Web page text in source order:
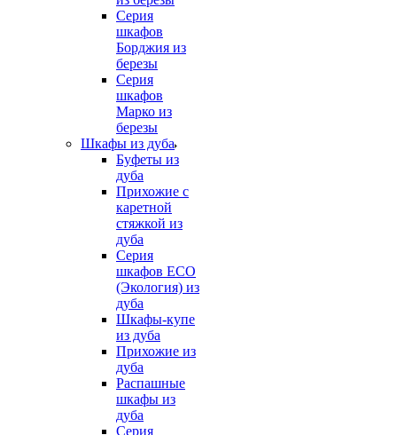
Серия
шкафов
Борджия из
березы
Серия
шкафов
Марко из
березы
Шкафы из дуба
Буфеты из
дуба
Прихожие с
каретной
стяжкой из
дуба
Серия
шкафов ECO
(Экология) из
дуба
Шкафы-купе
из дуба
Прихожие из
дуба
Распашные
шкафы из
дуба
Серия